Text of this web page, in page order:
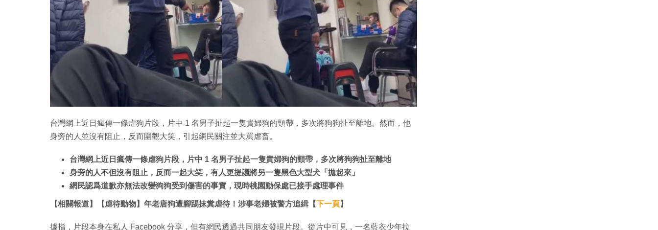
台灣網上近日瘋傳一條虐狗片段，片中 1 名男子扯起一隻貴婦狗的頸帶，多次將狗狗扯至離地。然而，他
身旁的人並沒有阻止，反而圍觀大笑，引起網民關注並大罵虐畜。
台灣網上近日瘋傳一條虐狗片段，片中 1 名男子扯起一隻貴婦狗的頸帶，多次將狗狗扯至離地
身旁的人不但沒有阻止，反而一起大笑，有人更提議將另一隻黑色大型犬「拋起來」
網民認爲道歉亦無法改變狗狗受到傷害的事實，現時桃園動保處已接手處理事件
【相關報道】【虐待動物】年老唐狗遭腳踢抹糞虐待！涉事老婦被警方追緝【下一頁】
據指，片段本身在私人 Facebook 分享，但有網民透過共同朋友發現片段。從片中可見，一名藍衣少年拉